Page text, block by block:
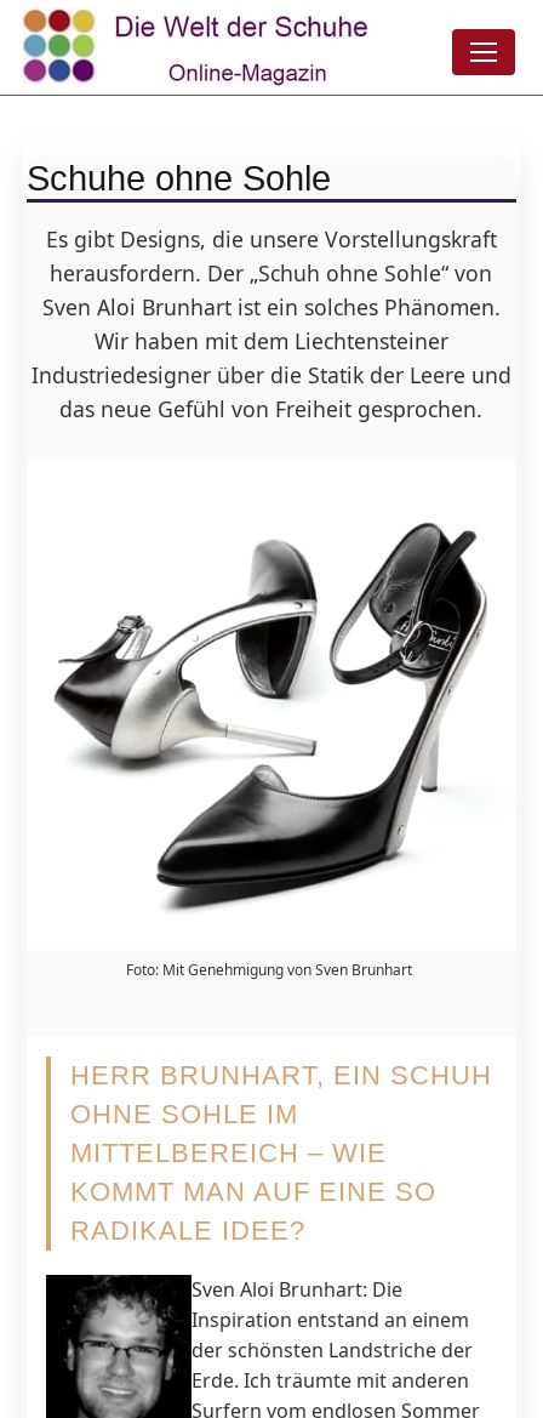
Schuhe ohne Sohle
Es gibt Designs, die unsere Vorstellungskraft
herausfordern. Der „Schuh ohne Sohle“ von
Sven Aloi Brunhart ist ein solches Phänomen.
Wir haben mit dem Liechtensteiner
Industriedesigner über die Statik der Leere und
das neue Gefühl von Freiheit gesprochen.
Foto: Mit Genehmigung von Sven Brunhart
HERR BRUNHART, EIN SCHUH
OHNE SOHLE IM
MITTELBEREICH – WIE
KOMMT MAN AUF EINE SO
RADIKALE IDEE?
Sven Aloi Brunhart: Die
Inspiration entstand an einem
der schönsten Landstriche der
Erde. Ich träumte mit anderen
Surfern vom endlosen Sommer